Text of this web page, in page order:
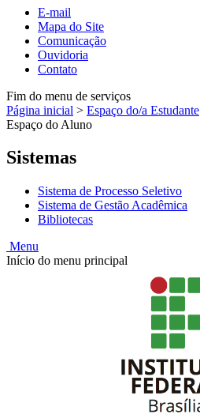
E-mail
Mapa do Site
Comunicação
Ouvidoria
Contato
Fim do menu de serviços
Página inicial > Espaço do/a Estudante
Espaço do Aluno
Sistemas
Sistema de Processo Seletivo
Sistema de Gestão Acadêmica
Bibliotecas
Menu
Início do menu principal